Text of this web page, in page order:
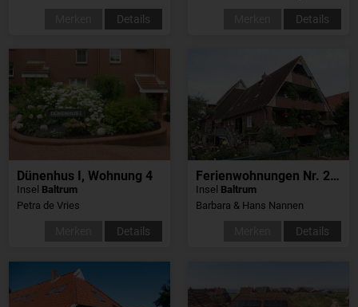
Details Details
Dünenhus I, Wohnung 4
Insel Baltrum
Petra de Vries
Details
Ferienwohnungen Nr. 222
Insel Baltrum
Barbara & Hans Nannen
Details